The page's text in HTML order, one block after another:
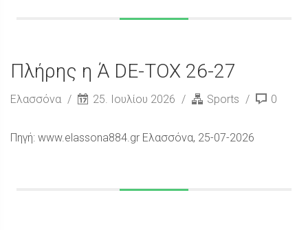
Πλήρης η Ά DE-TOX 26-27
Ελασσόνα 25. Ιουλίου 2026 Sports 0
Πηγή: www.elassona884.gr Ελασσόνα, 25-07-2026